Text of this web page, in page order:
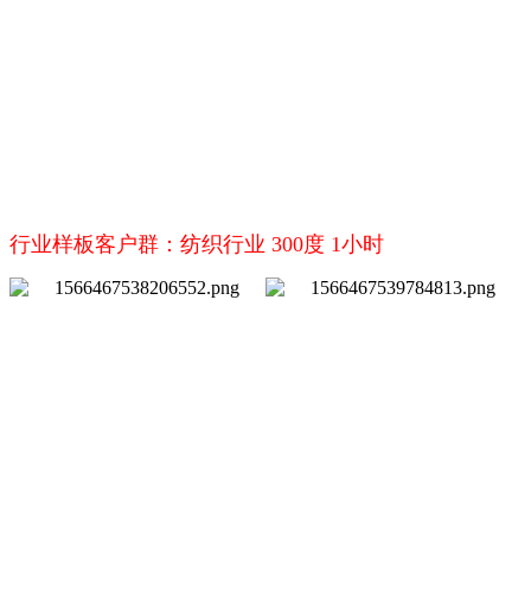
行业样板客户群：纺织行业 300度 1小时